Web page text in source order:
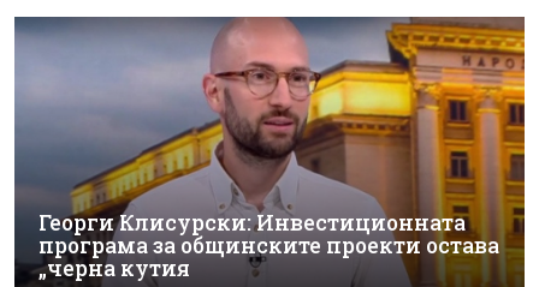
Георги Клисурски: Инвестиционната
програма за общинските проекти остава
„черна кутия